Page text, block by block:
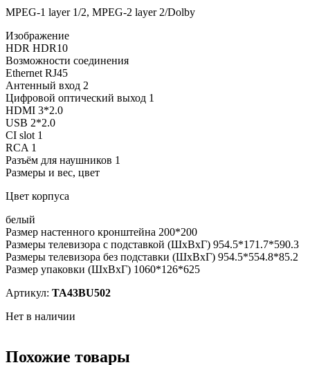
MPEG-1 layer 1/2, MPEG-2 layer 2/Dolby
Изображение
HDR HDR10
Возможности соединения
Ethernet RJ45
Антенный вход 2
Цифровой оптический выход 1
HDMI 3*2.0
USB 2*2.0
CI slot 1
RCA 1
Разъём для наушников 1
Размеры и вес, цвет
Цвет корпуса
белый
Размер настенного кронштейна 200*200
Размеры телевизора с подставкой (ШхВхГ) 954.5*171.7*590.3
Размеры телевизора без подставки (ШхВхГ) 954.5*554.8*85.2
Размер упаковки (ШхВхГ) 1060*126*625
Артикул: TA43BU502
Нет в наличии
Похожие товары